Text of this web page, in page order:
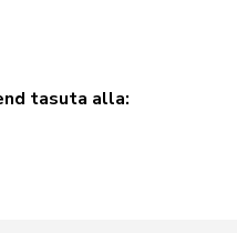
tasuta alla: